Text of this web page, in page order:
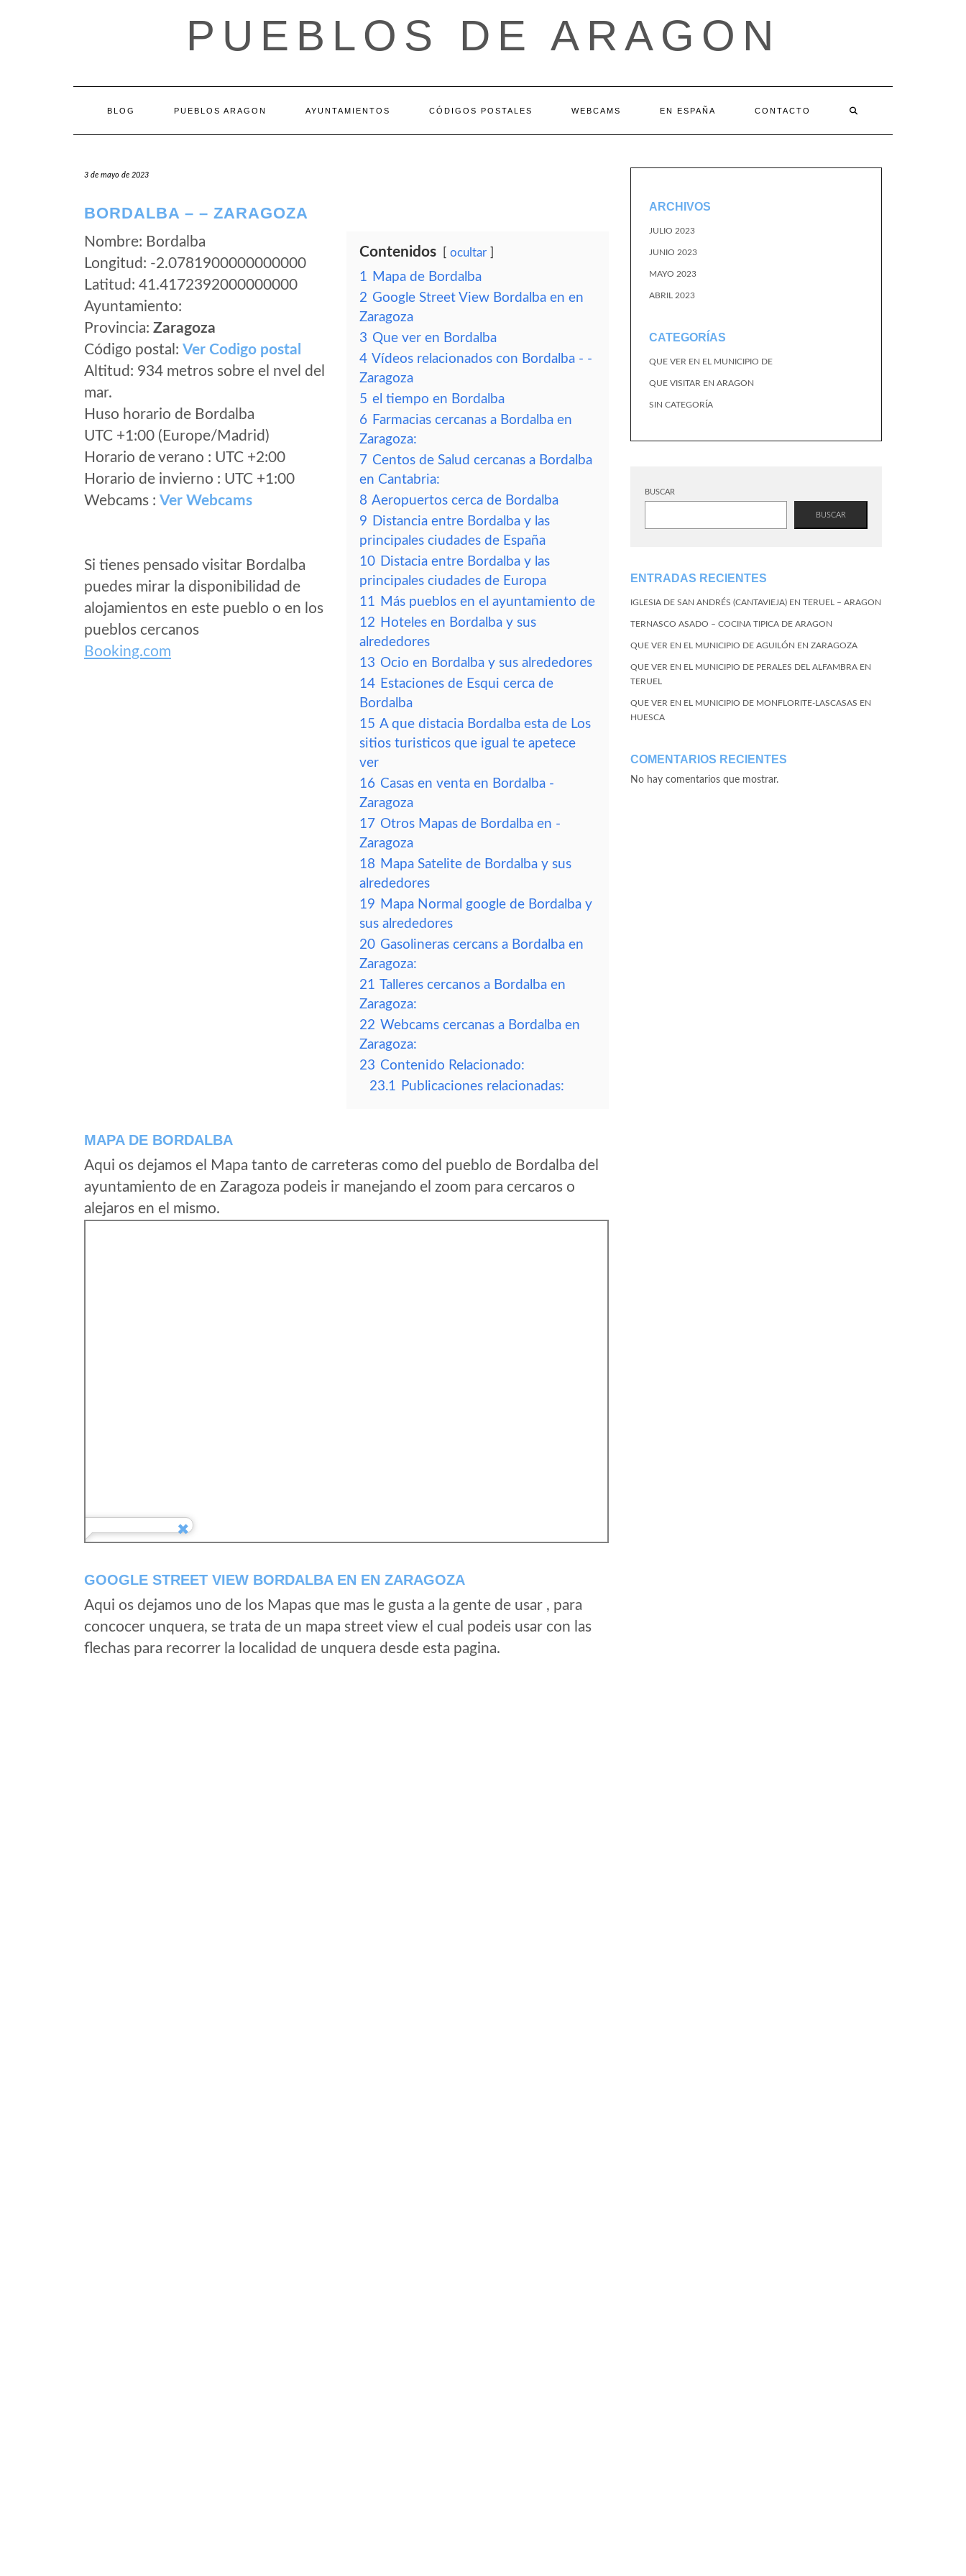
PUEBLOS DE ARAGON
BLOG PUEBLOS ARAGON AYUNTAMIENTOS CÓDIGOS POSTALES WEBCAMS EN ESPAÑA CONTACTO
3 de mayo de 2023
BORDALBA – – ZARAGOZA
Nombre: Bordalba
Longitud: -2.0781900000000000
Latitud: 41.4172392000000000
Ayuntamiento:
Provincia: Zaragoza
Código postal: Ver Codigo postal
Altitud: 934 metros sobre el nvel del
mar.
Huso horario de Bordalba
UTC +1:00 (Europe/Madrid)
Horario de verano : UTC +2:00
Horario de invierno : UTC +1:00
Webcams : Ver Webcams
Si tienes pensado visitar Bordalba
puedes mirar la disponibilidad de
alojamientos en este pueblo o en los
pueblos cercanos
Booking.com
Contenidos ocultar
1 Mapa de Bordalba
2 Google Street View Bordalba en en
Zaragoza
3 Que ver en Bordalba
4 Vídeos relacionados con Bordalba - -
Zaragoza
5 el tiempo en Bordalba
6 Farmacias cercanas a Bordalba en
Zaragoza:
7 Centos de Salud cercanas a Bordalba
en Cantabria:
8 Aeropuertos cerca de Bordalba
9 Distancia entre Bordalba y las
principales ciudades de España
10 Distacia entre Bordalba y las
principales ciudades de Europa
11 Más pueblos en el ayuntamiento de
12 Hoteles en Bordalba y sus
alrededores
13 Ocio en Bordalba y sus alrededores
14 Estaciones de Esqui cerca de
Bordalba
15 A que distacia Bordalba esta de Los
sitios turisticos que igual te apetece
ver
16 Casas en venta en Bordalba -
Zaragoza
17 Otros Mapas de Bordalba en -
Zaragoza
18 Mapa Satelite de Bordalba y sus
alrededores
19 Mapa Normal google de Bordalba y
sus alrededores
20 Gasolineras cercans a Bordalba en
Zaragoza:
21 Talleres cercanos a Bordalba en
Zaragoza:
22 Webcams cercanas a Bordalba en
Zaragoza:
23 Contenido Relacionado:
23.1 Publicaciones relacionadas:
MAPA DE BORDALBA
Aqui os dejamos el Mapa tanto de carreteras como del pueblo de Bordalba del
ayuntamiento de en Zaragoza podeis ir manejando el zoom para cercaros o
alejaros en el mismo.
GOOGLE STREET VIEW BORDALBA EN EN ZARAGOZA
Aqui os dejamos uno de los Mapas que mas le gusta a la gente de usar , para
concocer unquera, se trata de un mapa street view el cual podeis usar con las
flechas para recorrer la localidad de unquera desde esta pagina.
ARCHIVOS
JULIO 2023
JUNIO 2023
MAYO 2023
ABRIL 2023
CATEGORÍAS
QUE VER EN EL MUNICIPIO DE
QUE VISITAR EN ARAGON
SIN CATEGORÍA
BUSCAR
BUSCAR
ENTRADAS RECIENTES
IGLESIA DE SAN ANDRÉS (CANTAVIEJA) EN TERUEL – ARAGON
TERNASCO ASADO – COCINA TIPICA DE ARAGON
QUE VER EN EL MUNICIPIO DE AGUILÓN EN ZARAGOZA
QUE VER EN EL MUNICIPIO DE PERALES DEL ALFAMBRA EN
TERUEL
QUE VER EN EL MUNICIPIO DE MONFLORITE-LASCASAS EN
HUESCA
COMENTARIOS RECIENTES
No hay comentarios que mostrar.